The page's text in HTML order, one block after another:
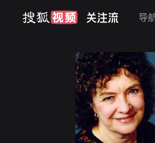
导